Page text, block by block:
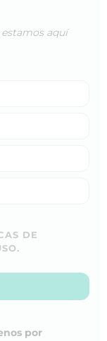
aquí
DE
por